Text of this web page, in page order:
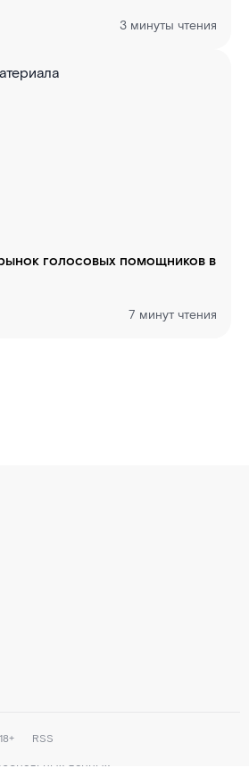
3 минуты чтения
голосовых помощников в
7 минут чтения
RSS